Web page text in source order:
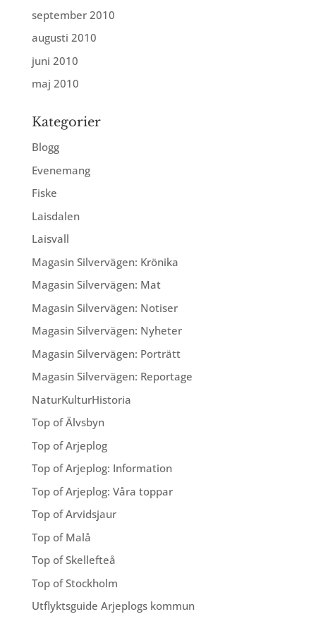
september 2010
augusti 2010
juni 2010
maj 2010
Kategorier
Blogg
Evenemang
Fiske
Laisdalen
Laisvall
Magasin Silvervägen: Krönika
Magasin Silvervägen: Mat
Magasin Silvervägen: Notiser
Magasin Silvervägen: Nyheter
Magasin Silvervägen: Porträtt
Magasin Silvervägen: Reportage
NaturKulturHistoria
Top of Älvsbyn
Top of Arjeplog
Top of Arjeplog: Information
Top of Arjeplog: Våra toppar
Top of Arvidsjaur
Top of Malå
Top of Skellefteå
Top of Stockholm
Utflyktsguide Arjeplogs kommun